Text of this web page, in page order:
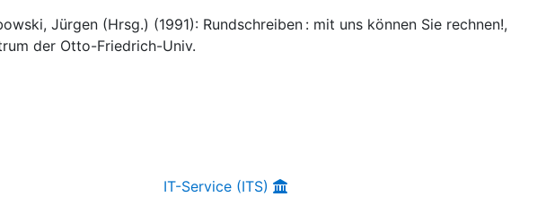
Jürgen (Hrsg.) (1991): Rundschreiben : mit uns können Sie rechnen!,
der Otto-Friedrich-Univ.
IT-Service (ITS)